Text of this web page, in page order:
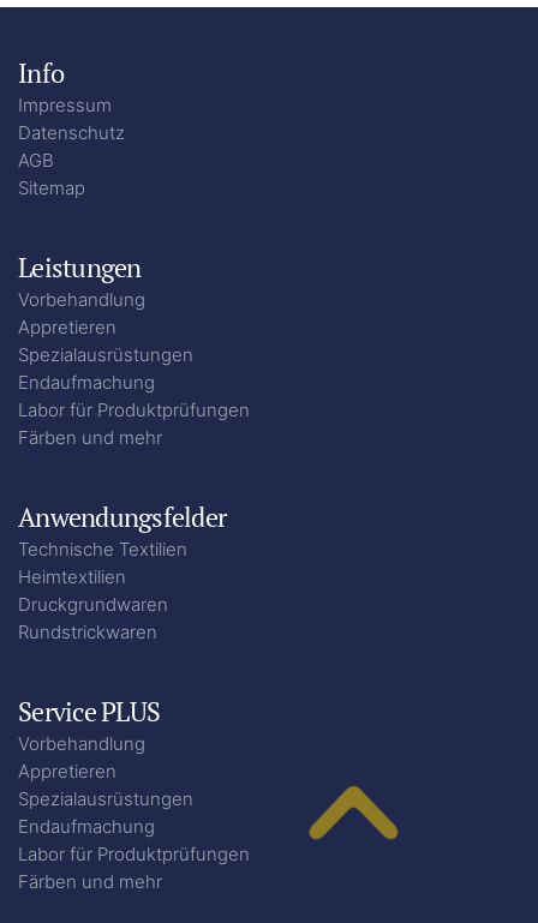
Info
Impressum
Datenschutz
AGB
Sitemap
Leistungen
Vorbehandlung
Appretieren
Spezialausrüstungen
Endaufmachung
Labor für Produktprüfungen
Färben und mehr
Anwendungsfelder
Technische Textilien
Heimtextilien
Druckgrundwaren
Rundstrickwaren
Service PLUS
Vorbehandlung
Appretieren
Spezialausrüstungen
Endaufmachung
Labor für Produktprüfungen
Färben und mehr